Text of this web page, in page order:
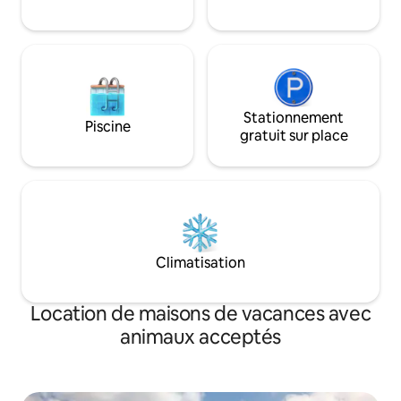
uniquement.
Piscine
Stationnement
gratuit sur place
Climatisation
Location de maisons de vacances avec
animaux acceptés